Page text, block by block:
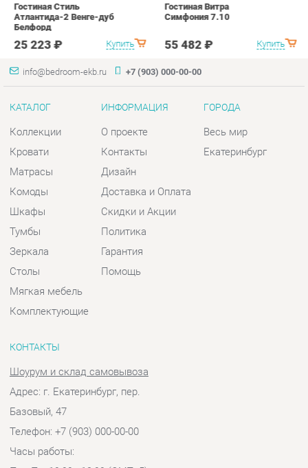
КАТАЛОГ
Коллекции
Кровати
Матрасы
Комоды
Столы
Мягкая мебель
Комплектующие
ИНФОРМАЦИЯ
О проекте
Контакты
Дизайн
Доставка и Оплата
Помощь
ГОРОДА
Весь мир
Екатеринбург
КОНТАКТЫ
Шоурум и склад самовывоза
Адрес: г. Екатеринбург, пер.
Базовый, 47
Часы работы:
Пн - Пт:10:00 - 18:00 (GMT+5)
Отправить сообщение
© 2009-2026 Спальни-Екатеринбург